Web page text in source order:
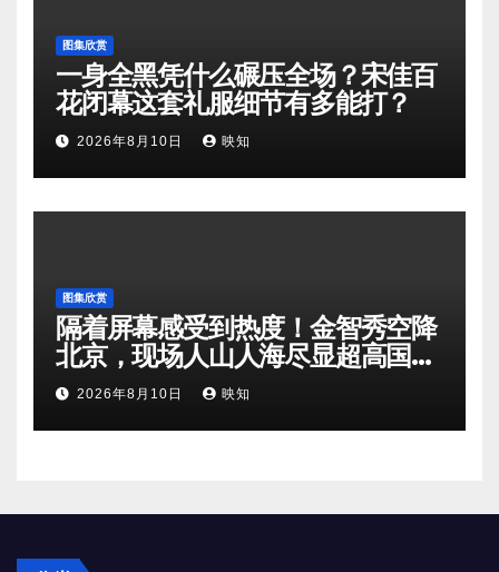
图集欣赏
一身全黑凭什么碾压全场？宋佳百
花闭幕这套礼服细节有多能打？
2026年8月10日 映知
图集欣赏
隔着屏幕感受到热度！金智秀空降
北京，现场人山人海尽显超高国民
人气
2026年8月10日 映知